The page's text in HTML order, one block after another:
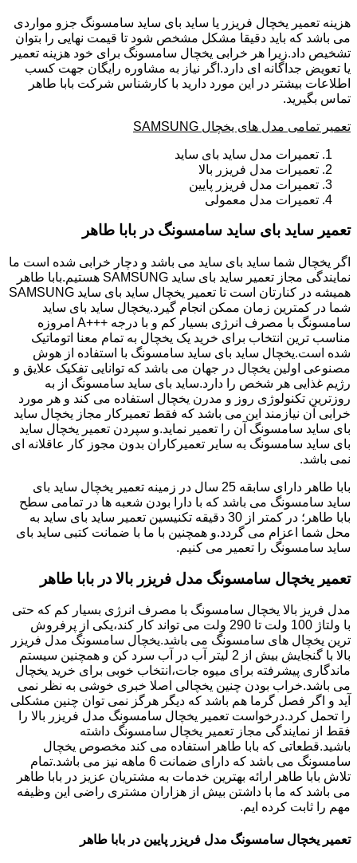
هزینه تعمیر یخچال فریزر یا ساید بای ساید سامسونگ جزو مواردی
می باشد که باید دقیقا مشکل مشخص شود تا قیمت نهایی را بتوان
تشخیص داد.زیرا هر خرابی یخچال سامسونگ برای خود هزینه تعمیر
یا تعویض جداگانه ای دارد.اگر نیاز به مشاوره رایگان جهت کسب
اطلاعات بیشتر در این مورد دارید با کارشناس شرکت بابا طاهر
تماس بگیرید.
تعمیر تمامی مدل های یخچال SAMSUNG
تعمیرات مدل ساید بای ساید
تعمیرات مدل فریزر بالا
تعمیرات مدل فریزر پایین
تعمیرات مدل معمولی
تعمیر ساید بای ساید سامسونگ در بابا طاهر
اگر یخچال شما ساید بای ساید می باشد و دچار خرابی شده است ما
نمایندگی مجاز تعمیر ساید بای ساید SAMSUNG هستیم.بابا طاهر
همیشه در کنارتان است تا تعمیر یخچال ساید بای ساید SAMSUNG
شما در کمترین زمان ممکن انجام گیرد.یخچال ساید بای ساید
سامسونگ با مصرف انرژی بسیار کم و با درجه +++A امروزه
مناسب ترین انتخاب برای خرید یک یخچال به تمام معنا اتوماتیک
شده است.یخچال ساید بای ساید سامسونگ با استفاده از هوش
مصنوعی اولین یخچال در جهان می باشد که توانایی تفکیک علایق و
رژیم غذایی هر شخص را دارد.ساید بای ساید سامسونگ از به
روزترین تکنولوژی روز و مدرن یخچال استفاده می کند و هر مورد
خرابی آن نیازمند این می باشد که فقط تعمیرکار مجاز یخچال ساید
بای ساید سامسونگ آن را تعمیر نماید.و سپردن تعمیر یخچال ساید
بای ساید سامسونگ به سایر تعمیرکاران بدون مجوز کار عاقلانه ای
نمی باشد.
بابا طاهر دارای سابقه 25 سال در زمینه تعمیر یخچال ساید بای
ساید سامسونگ می باشد که با دارا بودن شعبه ها در تمامی سطح
بابا طاهر؛ در کمتر از 30 دقیقه تکنیسین تعمیر ساید بای ساید به
محل شما اعزام می گردد.و همچنین با ما با ضمانت کتبی ساید بای
ساید سامسونگ را تعمیر می کنیم.
تعمیر یخچال سامسونگ مدل فریزر بالا در بابا طاهر
مدل فریز بالا یخچال سامسونگ با مصرف انرژی بسیار کم که حتی
با ولتاژ 100 ولت تا 290 ولت می تواند کار کند،یکی از پرفروش
ترین یخچال های سامسونگ می باشد.یخچال سامسونگ مدل فریزر
بالا با گنجایش بیش از 2 لیتر آب در آب سرد کن و همچنین سیستم
ماندگاری پیشرفته برای میوه جات،انتخاب خوبی برای خرید یخچال
می باشد.خراب بودن چنین یخچالی اصلا خبری خوشی به نظر نمی
آید و اگر فصل گرما هم باشد که دیگر هرگز نمی توان چنین مشکلی
را تحمل کرد.درخواست تعمیر یخچال سامسونگ مدل فریزر بالا را
فقط از نمایندگی مجاز تعمیر یخچال سامسونگ داشته
باشید.قطعاتی که بابا طاهر استفاده می کند مخصوص یخچال
سامسونگ می باشد که دارای ضمانت 6 ماهه نیز می باشد.تمام
تلاش بابا طاهر ارائه بهترین خدمات به مشتریان عزیز در بابا طاهر
می باشد که ما با داشتن بیش از هزاران مشتری راضی این وظیفه
مهم را ثابت کرده ایم.
تعمیر یخچال سامسونگ مدل فریزر پایین در بابا طاهر